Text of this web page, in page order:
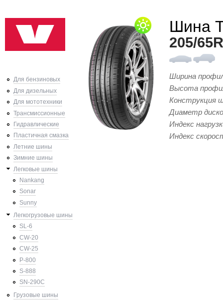
Для бензиновых
Для дизельных
Для мототехники
Трансмиссионные
Гидравлические
Пластичная смазка
Летние шины
Зимние шины
Легковые шины
Nankang
Sonar
Sunny
Легкогрузовые шины
SL-6
CW-20
CW-25
P-800
S-888
SN-290C
Грузовые шины
Шина
205/
Ширина
Высота
Конструкция
Диаметр
Индекс
Индекс